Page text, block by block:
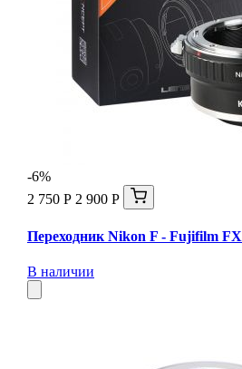
-6%
2 750 Р 2 900 Р
Переходник Nikon F - Fujifilm
В наличии